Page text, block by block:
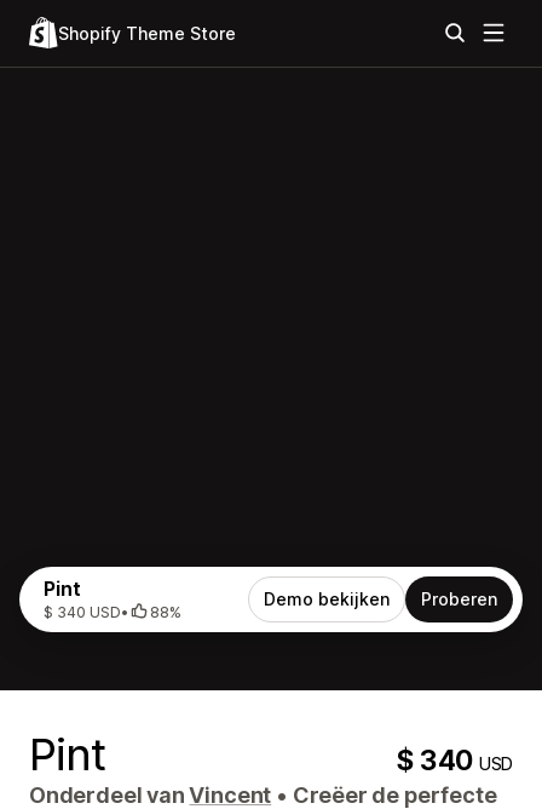
Shopify Theme Store
Pint
$ 340 USD• 88%
Demo bekijken Proberen
Pint $ 340USD
Onderdeel vanVincent • Creëer de perfecte